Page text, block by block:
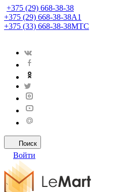
+375 (29) 668-38-38
+375 (29) 668-38-38A1
+375 (33) 668-38-38МТС
Поиск
Войти